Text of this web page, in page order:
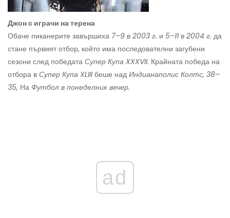
Джон с играчи на терена
Обаче пиканерите завършиха 7–9 в 2003 г. и 5–11 в 2004 г. да
стане първият отбор, който има последователни загубени
сезони след победата Супер Купа XXXVII. Крайната победа на
отбора в Супер Купа XLIIIбеше над Индианаполис Колтс, 38–
35, На Футбол в понеделник вечер.
ad